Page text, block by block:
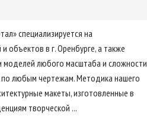
специализируется на
объектов в г. Оренбурге, а также
моделей любого масштаба и сложности
любым чертежам. Методика нашего
макеты, изготовленные в
творческой ...